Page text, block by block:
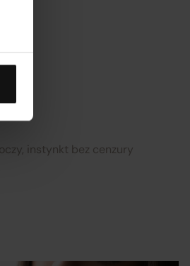
instynkt bez cenzury